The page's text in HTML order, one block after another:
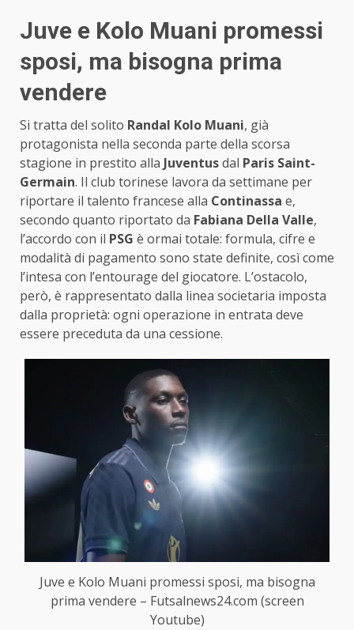
Juve e Kolo Muani promessi
sposi, ma bisogna prima
vendere
Si tratta del solito Randal Kolo Muani, già
protagonista nella seconda parte della scorsa
stagione in prestito alla Juventusdal Paris Saint-
Germain. Il club torinese lavora da settimane per
riportare il talento francese alla Continassa e,
secondo quanto riportato da Fabiana Della Valle,
l’accordo con il PSG è ormai totale: formula, cifre e
modalità di pagamento sono state definite, così come
l’intesa con l’entourage del giocatore. L’ostacolo,
però, è rappresentato dalla linea societaria imposta
dalla proprietà: ogni operazione in entrata deve
essere preceduta da una cessione.
Juve e Kolo Muani promessi sposi, ma bisogna
prima vendere – Futsalnews24.com (screen
Youtube)